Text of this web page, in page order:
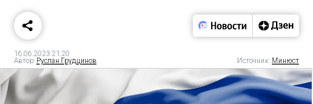
16.06.2023 21:20
Автор: Руслан Грудцинов Источник: Минюст